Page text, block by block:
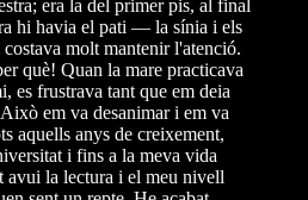
era la del primer pis, al final
hi havia el pati — la sínia i els
molt mantenir l'atenció.
què! Quan la mare practicava
es frustrava tant que em deia
em va desanimar i em va
aquells anys de creixement,
i fins a la meva vida
avui la lectura i el meu nivell